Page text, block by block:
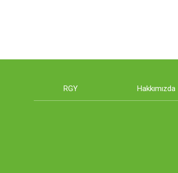
RGY Hakkımızda